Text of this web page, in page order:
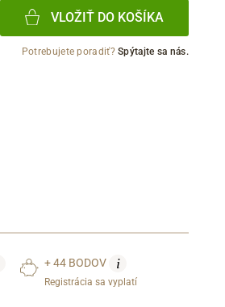
VLOŽIŤ DO KOŠÍKA
Potrebujete poradiť?Spýtajte sa nás.
+ 44 BODOV i
Registrácia sa vyplatí